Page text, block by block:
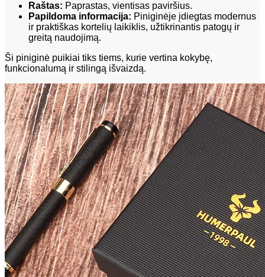
Raštas: Paprastas, vientisas paviršius.
Papildoma informacija: Piniginėje įdiegtas modernus
ir praktiškas kortelių laikiklis, užtikrinantis patogų ir
greitą naudojimą.
Ši piniginė puikiai tiks tiems, kurie vertina kokybę,
funkcionalumą ir stilingą išvaizdą.